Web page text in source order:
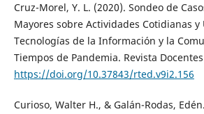
Cruz-Morel, Y. L. (2020). Sondeo de
Mayores sobre Actividades Cotidianas
Tecnologías de la Información y la
Tiempos de Pandemia. Revista
https://doi.org/10.37843/rted.v9i2.156
Curioso, Walter H., & Galán-Rodas,